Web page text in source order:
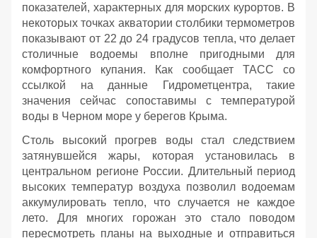
показателей, характерных для морских курортов. В
некоторых точках акватории столбики термометров
показывают от 22 до 24 градусов тепла, что делает
столичные водоемы вполне пригодными для
комфортного купания. Как сообщает ТАСС со
ссылкой на данные Гидрометцентра, такие
значения сейчас сопоставимы с температурой
воды в Черном море у берегов Крыма.
Столь высокий прогрев воды стал следствием
затянувшейся жары, которая установилась в
центральном регионе России. Длительный период
высоких температур воздуха позволил водоемам
аккумулировать тепло, что случается не каждое
лето. Для многих горожан это стало поводом
пересмотреть планы на выходные и отправиться